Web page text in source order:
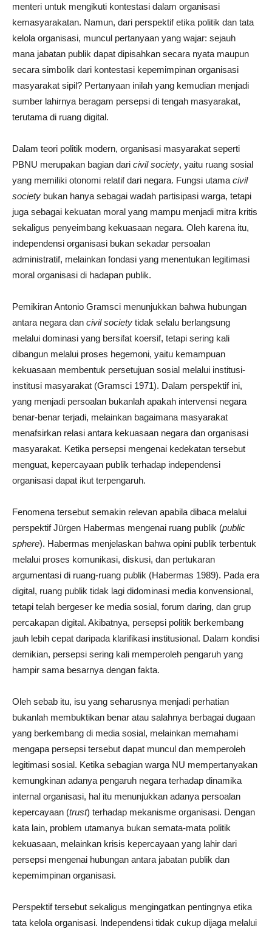
menteri untuk mengikuti kontestasi dalam organisasi
kemasyarakatan. Namun, dari perspektif etika politik dan tata
kelola organisasi, muncul pertanyaan yang wajar: sejauh
mana jabatan publik dapat dipisahkan secara nyata maupun
secara simbolik dari kontestasi kepemimpinan organisasi
masyarakat sipil? Pertanyaan inilah yang kemudian menjadi
sumber lahirnya beragam persepsi di tengah masyarakat,
terutama di ruang digital.
Dalam teori politik modern, organisasi masyarakat seperti
PBNU merupakan bagian dari civil society, yaitu ruang sosial
yang memiliki otonomi relatif dari negara. Fungsi utama civil
society bukan hanya sebagai wadah partisipasi warga, tetapi
juga sebagai kekuatan moral yang mampu menjadi mitra kritis
sekaligus penyeimbang kekuasaan negara. Oleh karena itu,
independensi organisasi bukan sekadar persoalan
administratif, melainkan fondasi yang menentukan legitimasi
moral organisasi di hadapan publik.
Pemikiran Antonio Gramsci menunjukkan bahwa hubungan
antara negara dan civil society tidak selalu berlangsung
melalui dominasi yang bersifat koersif, tetapi sering kali
dibangun melalui proses hegemoni, yaitu kemampuan
kekuasaan membentuk persetujuan sosial melalui institusi-
institusi masyarakat (Gramsci 1971). Dalam perspektif ini,
yang menjadi persoalan bukanlah apakah intervensi negara
benar-benar terjadi, melainkan bagaimana masyarakat
menafsirkan relasi antara kekuasaan negara dan organisasi
masyarakat. Ketika persepsi mengenai kedekatan tersebut
menguat, kepercayaan publik terhadap independensi
organisasi dapat ikut terpengaruh.
Fenomena tersebut semakin relevan apabila dibaca melalui
perspektif Jürgen Habermas mengenai ruang publik (public
sphere). Habermas menjelaskan bahwa opini publik terbentuk
melalui proses komunikasi, diskusi, dan pertukaran
argumentasi di ruang-ruang publik (Habermas 1989). Pada era
digital, ruang publik tidak lagi didominasi media konvensional,
tetapi telah bergeser ke media sosial, forum daring, dan grup
percakapan digital. Akibatnya, persepsi politik berkembang
jauh lebih cepat daripada klarifikasi institusional. Dalam kondisi
demikian, persepsi sering kali memperoleh pengaruh yang
hampir sama besarnya dengan fakta.
Oleh sebab itu, isu yang seharusnya menjadi perhatian
bukanlah membuktikan benar atau salahnya berbagai dugaan
yang berkembang di media sosial, melainkan memahami
mengapa persepsi tersebut dapat muncul dan memperoleh
legitimasi sosial. Ketika sebagian warga NU mempertanyakan
kemungkinan adanya pengaruh negara terhadap dinamika
internal organisasi, hal itu menunjukkan adanya persoalan
kepercayaan (trust) terhadap mekanisme organisasi. Dengan
kata lain, problem utamanya bukan semata-mata politik
kekuasaan, melainkan krisis kepercayaan yang lahir dari
persepsi mengenai hubungan antara jabatan publik dan
kepemimpinan organisasi.
Perspektif tersebut sekaligus mengingatkan pentingnya etika
tata kelola organisasi. Independensi tidak cukup dijaga melalui